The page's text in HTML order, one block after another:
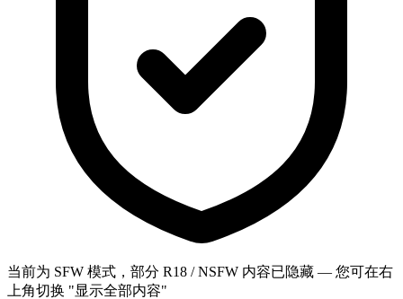
当前为 SFW 模式，部分 R18 / NSFW 内容已隐藏 — 您可在右
上角切换 "显示全部内容"